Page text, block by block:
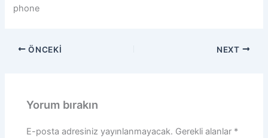
phone
ÖNCEKI NEXT
Yorum bırakın
E-posta adresiniz yayınlanmayacak. Gerekli alanlar *